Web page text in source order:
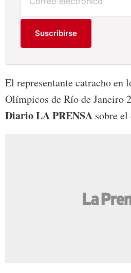
Suscribirse
El representante catracho en
Olímpicos de Río de Janeiro
Diario LA PRENSA sobre